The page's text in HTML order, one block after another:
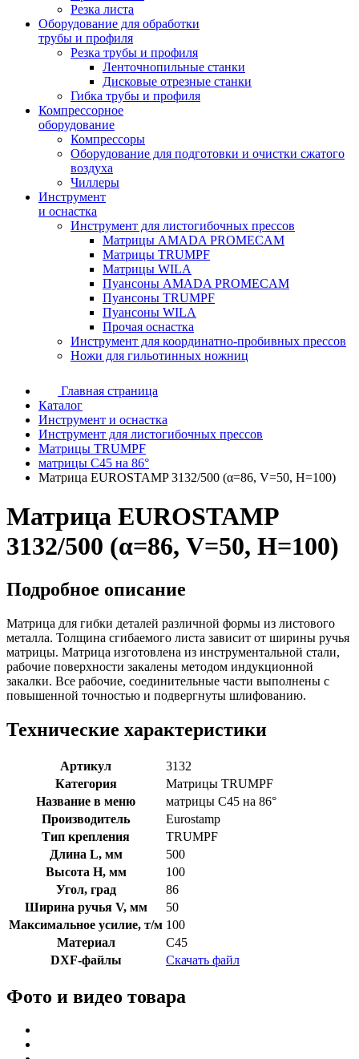
Резка листа
Оборудование для обработки
трубы и профиля
Резка трубы и профиля
Ленточнопильные станки
Дисковые отрезные станки
Гибка трубы и профиля
Компрессорное
оборудование
Компрессоры
Оборудование для подготовки и очистки сжатого
воздуха
Чиллеры
Инструмент
и оснастка
Инструмент для листогибочных прессов
Матрицы AMADA PROMECAM
Матрицы TRUMPF
Матрицы WILA
Пуансоны AMADA PROMECAM
Пуансоны TRUMPF
Пуансоны WILA
Прочая оснастка
Инструмент для координатно-пробивных прессов
Ножи для гильотинных ножниц
Главная страница
Каталог
Инструмент и оснастка
Инструмент для листогибочных прессов
Матрицы TRUMPF
матрицы C45 на 86°
Матрица EUROSTAMP 3132/500 (α=86, V=50, H=100)
Матрица EUROSTAMP
3132/500 (α=86, V=50, H=100)
Подробное описание
Матрица для гибки деталей различной формы из листового
металла. Толщина сгибаемого листа зависит от ширины ручья
матрицы. Матрица изготовлена из инструментальной стали,
рабочие поверхности закалены методом индукционной
закалки. Все рабочие, соединительные части выполнены с
повышенной точностью и подвергнуты шлифованию.
Технические характеристики
Артикул
3132
Категория
Матрицы TRUMPF
Название в меню
матрицы C45 на 86°
Производитель
Eurostamp
Тип крепления
TRUMPF
Длина L, мм
500
Высота H, мм
100
Угол, град
86
Ширина ручья V, мм
50
Максимальное усилие, т/м 100
Материал
C45
DXF-файлы
Скачать файл
Фото и видео товара